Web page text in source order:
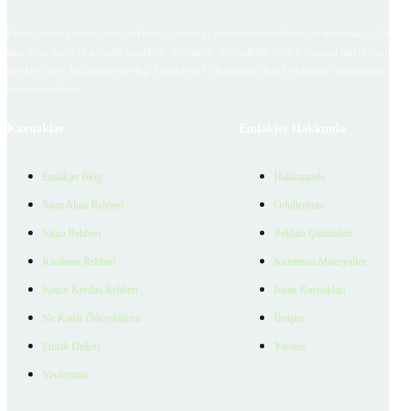
Emlakjet Blog
Satın Alma Rehberi
Satıcı Rehberi
Kiralama Rehberi
Konut Kredisi Rehberi
Ne Kadar Ödeyebilirim
Emlak Değeri
Verilerimiz
Hakkımızda
Ödüllerimiz
Reklam Çözümleri
Kurumsal Materyaller
İnsan Kaynakları
İletişim
Yardım